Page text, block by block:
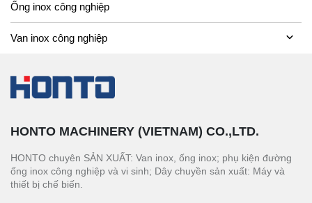
Ống inox công nghiệp
Van inox công nghiệp
HONTO MACHINERY (VIETNAM) CO.,LTD.
HONTO chuyên SẢN XUẤT: Van inox, ống inox; phụ kiện đường
ống inox công nghiệp và vi sinh; Dây chuyền sản xuất: Máy và
thiết bị chế biến.